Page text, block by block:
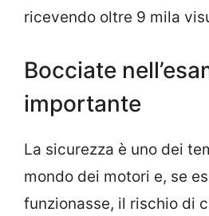
ricevendo oltre 9 mila
Bocciate
importante
La sicurezza è uno dei
mondo dei motori e, se
funzionasse, il rischio di